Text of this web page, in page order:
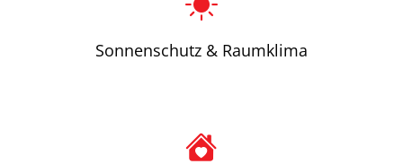
Sonnenschutz & Raumklima